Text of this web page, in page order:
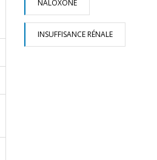
NALOXONE
INSUFFISANCE RÉNALE